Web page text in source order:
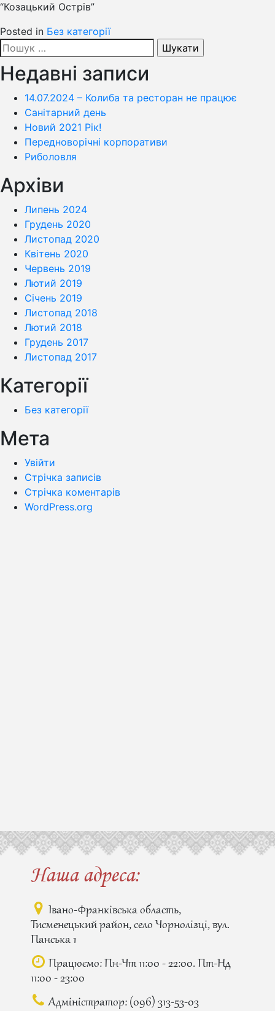
“Козацький Острів”
Posted in Без категорії
Пошук:
Недавні записи
14.07.2024 – Колиба та ресторан не працює
Санітарний день
Новий 2021 Рік!
Передноворічні корпоративи
Риболовля
Архіви
Липень 2024
Грудень 2020
Листопад 2020
Квітень 2020
Червень 2019
Лютий 2019
Січень 2019
Листопад 2018
Лютий 2018
Грудень 2017
Листопад 2017
Категорії
Без категорії
Мета
Увійти
Стрічка записів
Стрічка коментарів
WordPress.org
Наша адреса:
Івано-Франківська область,
Тисменецький район, село Чорнолізці, вул.
Панська 1
Працюємо: Пн-Чт 11:00 - 22:00. Пт-Нд
11:00 - 23:00
Адміністратор: (096) 313-53-03